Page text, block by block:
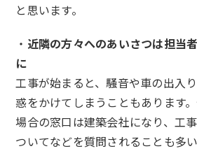
と思います。
・ 近隣の方々へのあいさつは担当
に
工事が始まると、騒音や車の出入
惑をかけてしまうこともあります
場合の窓口は建築会社になり、工
ついてなどを質問されることも多